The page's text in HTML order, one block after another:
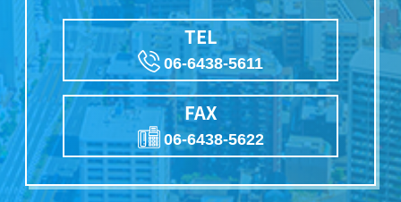
本社 Head Office
〒661-0026
兵庫県尼崎市水堂町3丁目3番4号
TEL
06-6438-5611